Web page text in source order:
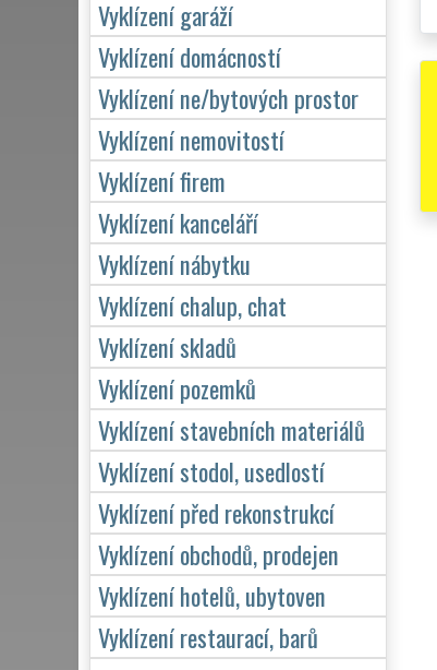
Vyklízení garáží
Vyklízení domácností
Vyklízení ne/bytových prostor
Vyklízení nemovitostí
Vyklízení firem
Vyklízení kanceláří
Vyklízení nábytku
Vyklízení chalup, chat
Vyklízení skladů
Vyklízení pozemků
Vyklízení stavebních materiálů
Vyklízení stodol, usedlostí
Vyklízení před rekonstrukcí
Vyklízení obchodů, prodejen
Vyklízení hotelů, ubytoven
Vyklízení restaurací, barů